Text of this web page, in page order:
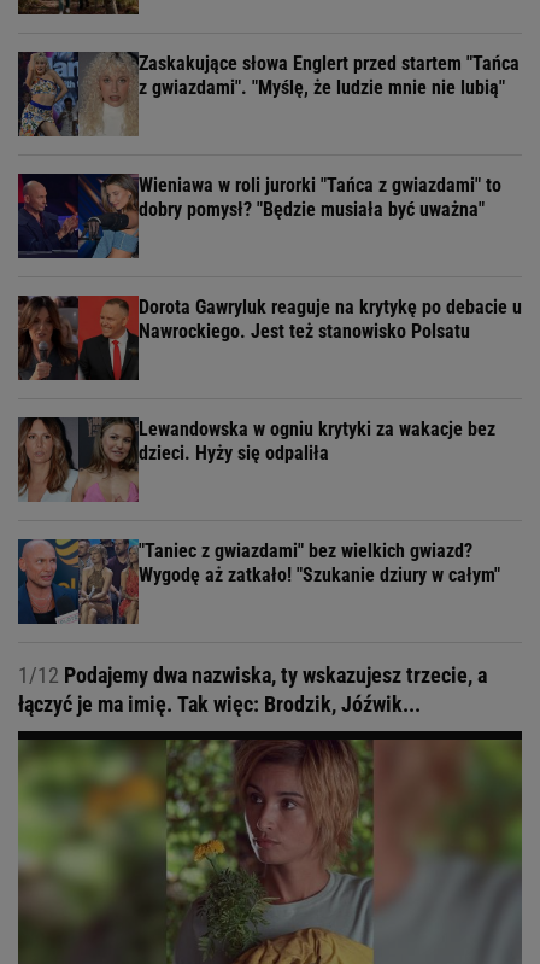
Zaskakujące słowa Englert przed startem "Tańca
z gwiazdami". "Myślę, że ludzie mnie nie lubią"
Wieniawa w roli jurorki "Tańca z gwiazdami" to
dobry pomysł? "Będzie musiała być uważna"
Dorota Gawryluk reaguje na krytykę po debacie u
Nawrockiego. Jest też stanowisko Polsatu
Lewandowska w ogniu krytyki za wakacje bez
dzieci. Hyży się odpaliła
"Taniec z gwiazdami" bez wielkich gwiazd?
Wygodę aż zatkało! "Szukanie dziury w całym"
1/12 Podajemy dwa nazwiska, ty wskazujesz trzecie, a
łączyć je ma imię. Tak więc: Brodzik, Jóźwik...